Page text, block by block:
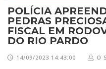
POLÍCIA
PEDRAS
FISCAL EM
DO RIO PARDO
14/09/2023 14:43:00 O